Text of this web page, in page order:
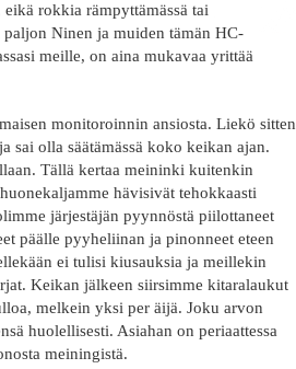
rokkia rämpyttämässä tai
Ninen ja muiden tämän HC-
meille, on aina mukavaa yrittää
monitoroinnin ansiosta. Liekö sitten
sai olla säätämässä koko keikan ajan.
Tällä kertaa meininki kuitenkin
hävisivät tehokkaasti
järjestäjän pyynnöstä piilottaneet
päälle pyyheliinan ja pinonneet eteen
ei tulisi kiusauksia ja meillekin
Keikan jälkeen siirsimme kitaralaukut
melkein yksi per äijä. Joku arvon
huolellisesti. Asiahan on periaattessa
meiningistä.